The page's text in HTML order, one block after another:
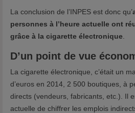
La conclusion de l’INPES est donc qu’
personnes à l’heure actuelle ont
grâce à la cigarette électronique
D’un point de vue
La cigarette électronique, c’était un
d’euros en 2014, 2 500 boutiques, à
directs (vendeurs, fabricants, etc.). Il
actuelle de chiffrer les emplois